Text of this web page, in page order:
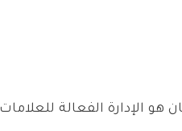
هو الإدارة الفعالة